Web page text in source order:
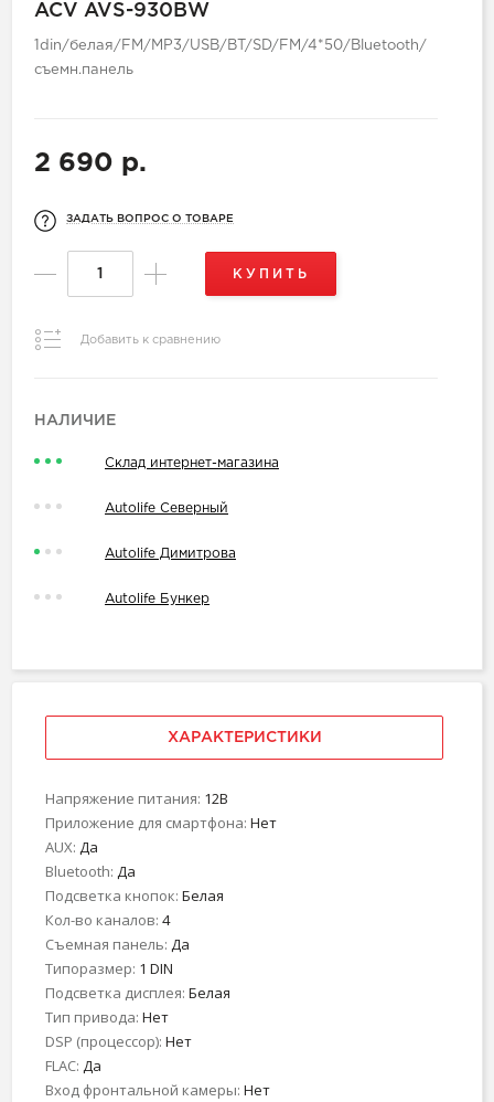
ACV AVS-930BW
1din/белая/FM/MP3/USB/BT/SD/FM/4*50/Bluetooth/
съемн.панель
2 690 р.
ЗАДАТЬ ВОПРОС О ТОВАРЕ
КУПИТЬ
Добавить к сравнению
НАЛИЧИЕ
Склад интернет-магазина
Autolife Северный
Autolife Димитрова
Autolife Бункер
ХАРАКТЕРИСТИКИ
Напряжение питания: 12В
Приложение для смартфона: Нет
AUX: Да
Bluetooth: Да
Подсветка кнопок: Белая
Кол-во каналов: 4
Съемная панель: Да
Типоразмер: 1 DIN
Подсветка дисплея: Белая
Тип привода: Нет
DSP (процессор): Нет
FLAC: Да
Вход фронтальной камеры: Нет